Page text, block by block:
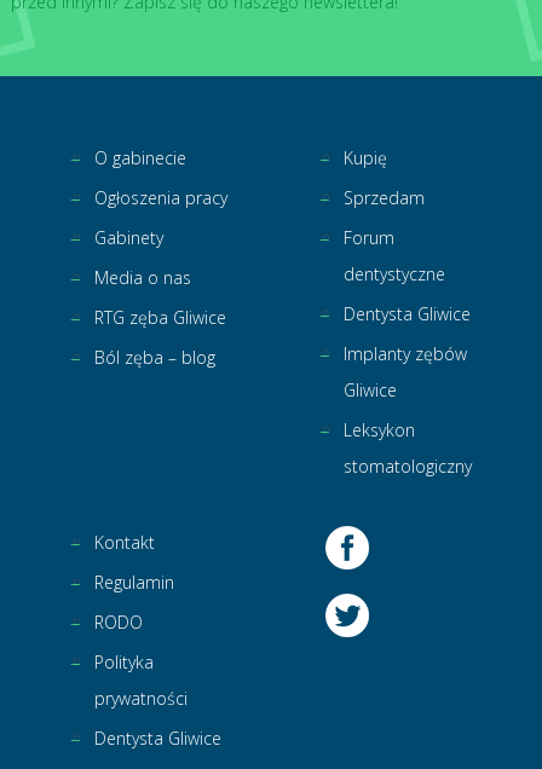
O gabinecie
Ogłoszenia pracy
Gabinety
Media o nas
RTG zęba Gliwice
Ból zęba – blog
Kupię
Sprzedam
Forum
dentystyczne
Dentysta Gliwice
Implanty zębów
Gliwice
Leksykon
stomatologiczny
Kontakt
Regulamin
RODO
Polityka
prywatności
Dentysta Gliwice